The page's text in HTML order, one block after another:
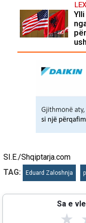
SI.E./Shqiptarja.com
TAG:
Eduard Zaloshnja
Sa e